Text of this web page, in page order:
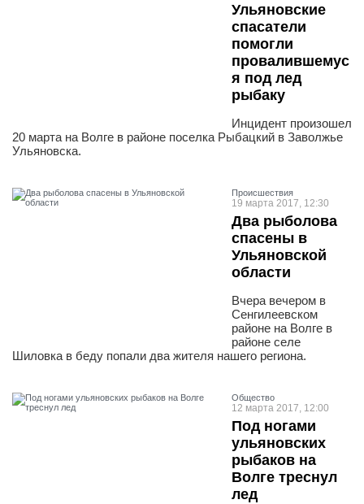
Ульяновские
спасатели
помогли
провалившемус
я под лед
рыбаку
Инцидент произошел
20 марта на Волге в районе поселка Рыбацкий в Заволжье
Ульяновска.
Проиcшествия
19 марта 2017, 12:30
Два рыболова
спасены в
Ульяновской
области
Вчера вечером в
Сенгилеевском
районе на Волге в
районе селе
Шиловка в беду попали два жителя нашего региона.
Общество
12 марта 2017, 12:00
Под ногами
ульяновских
рыбаков на
Волге треснул
лед